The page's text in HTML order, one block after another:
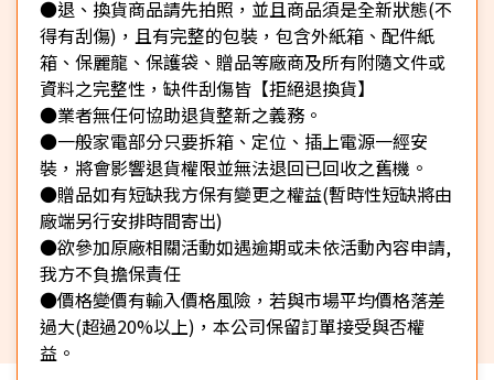
●退、換貨商品請先拍照，並且商品須是全新狀態(不
得有刮傷)，且有完整的包裝，包含外紙箱、配件紙
箱、保麗龍、保護袋、贈品等廠商及所有附隨文件或
資料之完整性，缺件刮傷皆【拒絕退換貨】
●業者無任何協助退貨整新之義務。
●一般家電部分只要拆箱、定位、插上電源一經安
裝，將會影響退貨權限並無法退回已回收之舊機。
●贈品如有短缺我方保有變更之權益(暫時性短缺將由
廠端另行安排時間寄出)
●欲參加原廠相關活動如遇逾期或未依活動內容申請,
我方不負擔保責任
●價格變價有輸入價格風險，若與市場平均價格落差
過大(超過20%以上)，本公司保留訂單接受與否權
益。